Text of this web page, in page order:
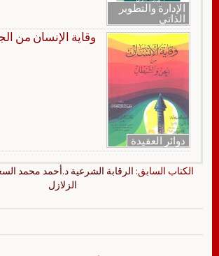
الإدارة والتطوير
الذاتي
دوائر العقيدة
وقاية الإنسان من
الكتاب السابق: الرقابة الشرعية د.أحمد محمد
الزلازل